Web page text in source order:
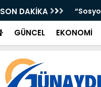
SON DAKİKA
GÜNCEL EKONOMİ